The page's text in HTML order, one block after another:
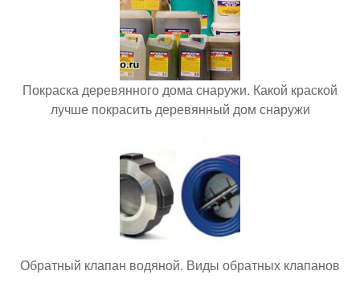
Покраска деревянного дома снаружи. Какой краской
лучше покрасить деревянный дом снаружи
Обратный клапан водяной. Виды обратных клапанов